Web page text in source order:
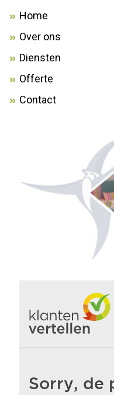
Home
Over ons
Diensten
Offerte
Contact